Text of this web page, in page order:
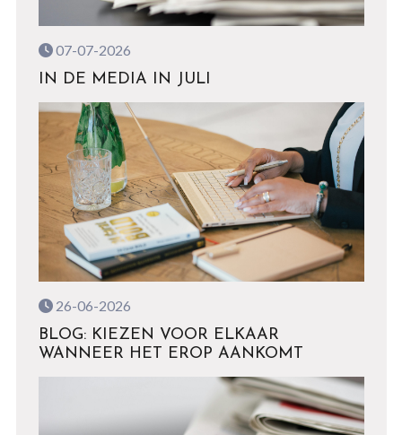
07-07-2026
IN DE MEDIA IN JULI
26-06-2026
BLOG: KIEZEN VOOR ELKAAR
WANNEER HET EROP AANKOMT